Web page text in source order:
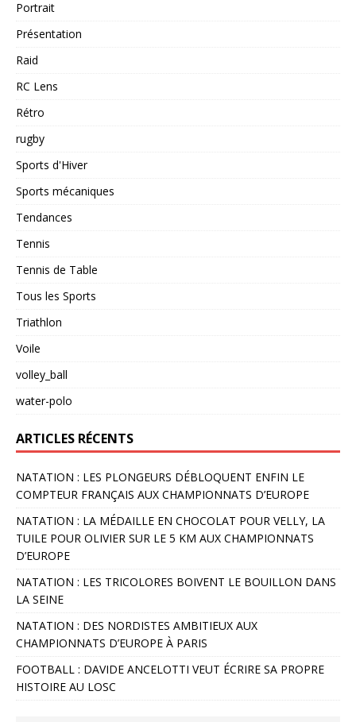
Portrait
Présentation
Raid
RC Lens
Rétro
rugby
Sports d'Hiver
Sports mécaniques
Tendances
Tennis
Tennis de Table
Tous les Sports
Triathlon
Voile
volley_ball
water-polo
ARTICLES RÉCENTS
NATATION : LES PLONGEURS DÉBLOQUENT ENFIN LE
COMPTEUR FRANÇAIS AUX CHAMPIONNATS D’EUROPE
NATATION : LA MÉDAILLE EN CHOCOLAT POUR VELLY, LA
TUILE POUR OLIVIER SUR LE 5 KM AUX CHAMPIONNATS
D’EUROPE
NATATION : LES TRICOLORES BOIVENT LE BOUILLON DANS
LA SEINE
NATATION : DES NORDISTES AMBITIEUX AUX
CHAMPIONNATS D’EUROPE À PARIS
FOOTBALL : DAVIDE ANCELOTTI VEUT ÉCRIRE SA PROPRE
HISTOIRE AU LOSC